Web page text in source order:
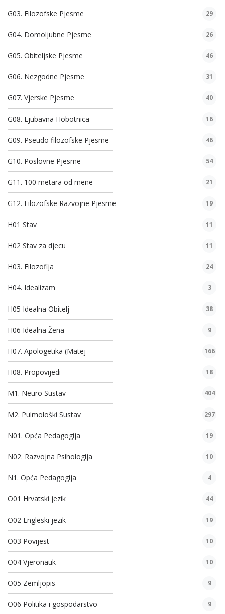
G03. Filozofske Pjesme 29
G04. Domoljubne Pjesme 26
G05. Obiteljske Pjesme 46
G06. Nezgodne Pjesme 31
G07. Vjerske Pjesme 40
G08. Ljubavna Hobotnica 16
G09. Pseudo filozofske Pjesme 46
G10. Poslovne Pjesme 54
G11. 100 metara od mene 21
G12. Filozofske Razvojne Pjesme 19
H01 Stav 11
H02 Stav za djecu 11
H03. Filozofija 24
H04. Idealizam 3
H05 Idealna Obitelj 38
H06 Idealna Žena 9
H07. Apologetika (Matej 166
H08. Propovijedi 18
M1. Neuro Sustav 404
M2. Pulmološki Sustav 297
N01. Opća Pedagogija 19
N02. Razvojna Psihologija 10
N1. Opća Pedagogija 4
O01 Hrvatski jezik 44
O02 Engleski jezik 19
O03 Povijest 10
O04 Vjeronauk 10
O05 Zemljopis 9
O06 Politika i gospodarstvo 9